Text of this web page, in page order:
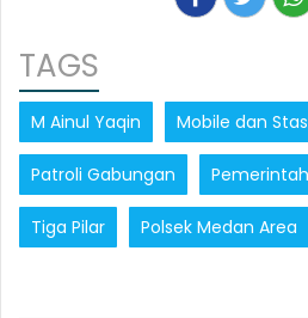
TAGS
M Ainul Yaqin Mobile dan
Patroli Gabungan
Tiga Pilar Polsek Medan Area